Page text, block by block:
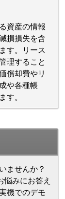
資産の情報
損損失を含
す。リース
理すること
償却費やリ
や各種帳
す。
ませんか？
悩みにお答え
機でのデモ